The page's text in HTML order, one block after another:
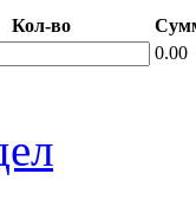
Кол-во
0.00